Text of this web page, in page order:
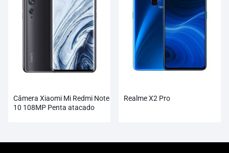
Câmera Xiaomi Mi Redmi Note
10 108MP Penta atacado
Realme X2 Pro